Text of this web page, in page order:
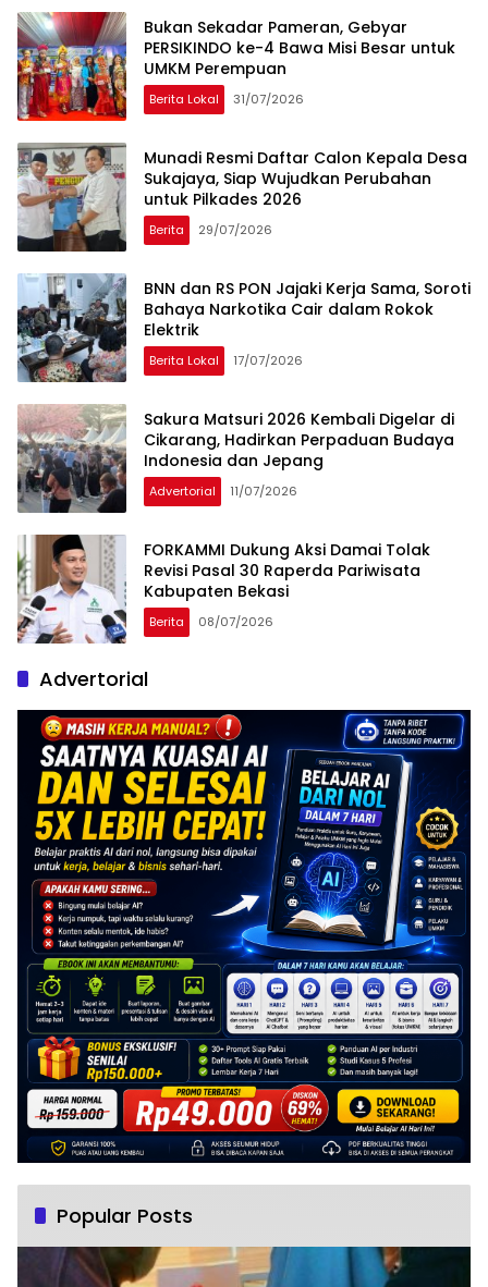
Bukan Sekadar Pameran, Gebyar
PERSIKINDO ke-4 Bawa Misi Besar untuk
UMKM Perempuan
Berita Lokal 31/07/2026
Munadi Resmi Daftar Calon Kepala Desa
Sukajaya, Siap Wujudkan Perubahan
untuk Pilkades 2026
Berita 29/07/2026
BNN dan RS PON Jajaki Kerja Sama, Soroti
Bahaya Narkotika Cair dalam Rokok
Elektrik
Berita Lokal 17/07/2026
Sakura Matsuri 2026 Kembali Digelar di
Cikarang, Hadirkan Perpaduan Budaya
Indonesia dan Jepang
Advertorial 11/07/2026
FORKAMMI Dukung Aksi Damai Tolak
Revisi Pasal 30 Raperda Pariwisata
Kabupaten Bekasi
Berita 08/07/2026
Advertorial
Popular Posts